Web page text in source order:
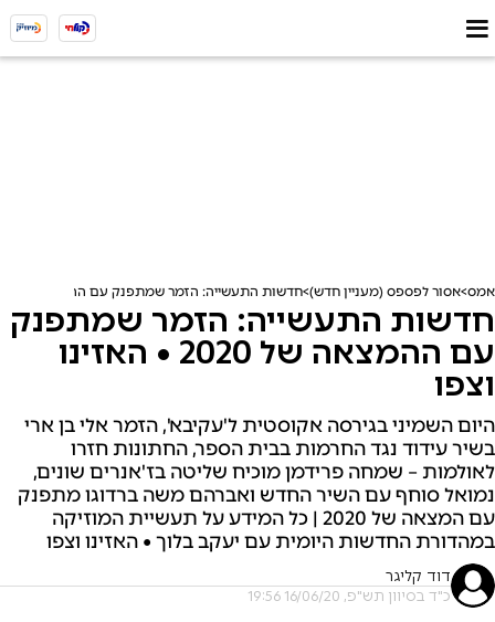
אמס אסור לפספס (מעניין חדש) חדשות התעשייה: הזמר שמתפנק עם ההמצאה של 2020 • האזינו וצפו
חדשות התעשייה: הזמר שמתפנק
עם ההמצאה של 2020 • האזינו
וצפו
היום השמיני בגירסה אקוסטית ל'עקיבא', הזמר אלי בן ארי
בשיר עידוד נגד החרמות בבית הספר, החתונות חזרו
לאולמות – שמחה פרידמן מוכיח שליטה בז'אנרים שונים,
נמואל סוחף עם השיר החדש ואברהם משה ברדוגו מתפנק
עם המצאה של 2020 | כל המידע על תעשיית המוזיקה
במהדורת החדשות היומית עם יעקב בלוך • האזינו וצפו
דוד קליגר
כ"ד בסיוון תש"פ, 16/06/20 19:56